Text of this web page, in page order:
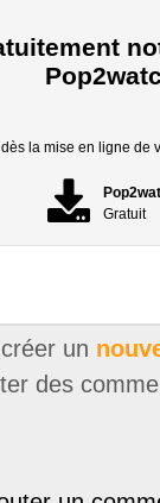
la mise en ligne de
Gratuit
un
des